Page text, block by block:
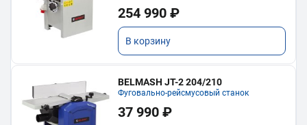
254 990 ₽
В корзину
BELMASH JT-2 204/210
Фуговально-рейсмусовый станок
37 990 ₽